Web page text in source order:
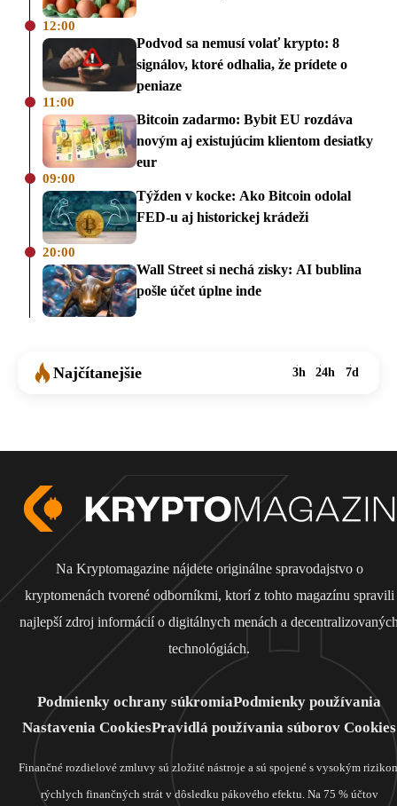
12:00
Podvod sa nemusí volať krypto: 8
signálov, ktoré odhalia, že prídete o
peniaze
11:00
Bitcoin zadarmo: Bybit EU rozdáva
novým aj existujúcim klientom desiatky
eur
09:00
Týžden v kocke: Ako Bitcoin odolal
FED-u aj historickej krádeži
20:00
Wall Street si nechá zisky: AI bublina
pošle účet úplne inde
Najčítanejšie 3h 24h 7d
Na Kryptomagazine nájdete originálne spravodajstvo o
kryptomenách tvorené odborníkmi, ktorí z tohto magazínu spravili
najlepší zdroj informácií o digitálnych menách a
technológiách.
Podmienky ochrany súkromiaPodmienky používania
Nastavenia CookiesPravidlá používania súborov Cookies
Finančné rozdielové zmluvy sú zložité nástroje a sú spojené s vysokým
rýchlych finančných strát v dôsledku pákového efektu. Na 75 % účtov